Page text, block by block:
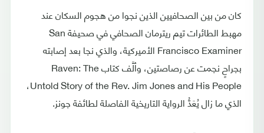
كان من بين الصحافيين الذين نجوا من هجوم السكان عند
مهبط الطائرات تيم ريترمان الصحافي في صحيفة San
Francisco Examiner الأميركية، والذي نجا بعد إصابته
بجراحٍ نجمت عن رصاصتين، وألَّف كتاب Raven: The
Untold Story of the Rev. Jim Jones and His People،
الذي ما زال يُعَدُّ الرواية التاريخية الفاصلة لطائفة جونز.